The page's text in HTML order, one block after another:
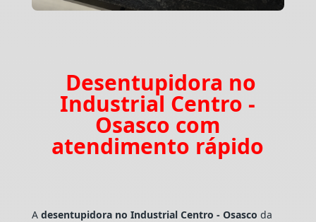
Desentupidora no
Industrial Centro -
Osasco com
atendimento rápido
A desentupidora no Industrial Centro - Osasco da